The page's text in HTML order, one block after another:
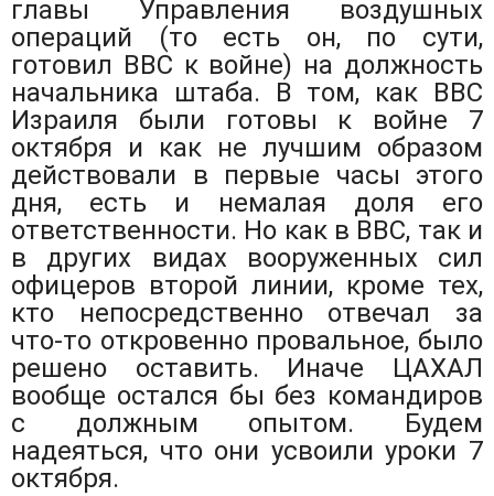
главы Управления воздушных
операций (то есть он, по сути,
готовил ВВС к войне) на должность
начальника штаба. В том, как ВВС
Израиля были готовы к войне 7
октября и как не лучшим образом
действовали в первые часы этого
дня, есть и немалая доля его
ответственности. Но как в ВВС, так и
в других видах вооруженных сил
офицеров второй линии, кроме тех,
кто непосредственно отвечал за
что-то откровенно провальное, было
решено оставить. Иначе ЦАХАЛ
вообще остался бы без командиров
с должным опытом. Будем
надеяться, что они усвоили уроки 7
октября.